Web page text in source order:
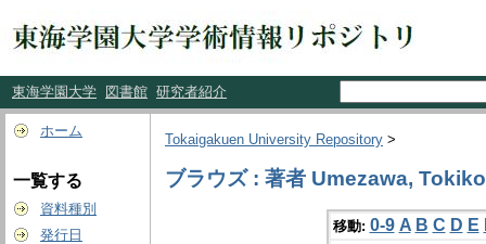
東海学園大学 図書館 研究者紹介
ホーム
一覧する
資料種別
発行日
Tokaigakuen University Repository >
ブラウズ : 著者 Umezawa, Tokiko
移動: 0-9 A B C D E